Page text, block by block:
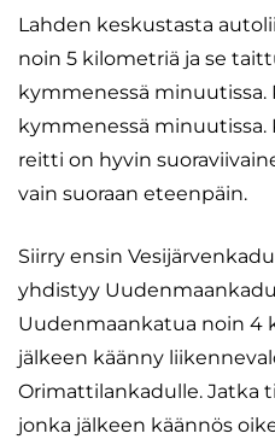
Lahden keskustasta
noin 5 kilometriä ja se
kymmenessä minuutissa.
kymmenessä minuutissa.
reitti on hyvin
vain suoraan eteenpäin.
Siirry ensin
yhdistyy
Uudenmaankatua noin 4
jälkeen käänny
Orimattilankadulle. Jatka
jonka jälkeen käännös